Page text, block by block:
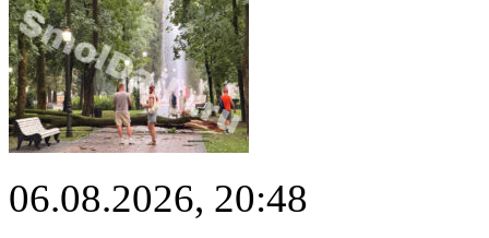
06.08.2026, 20:48